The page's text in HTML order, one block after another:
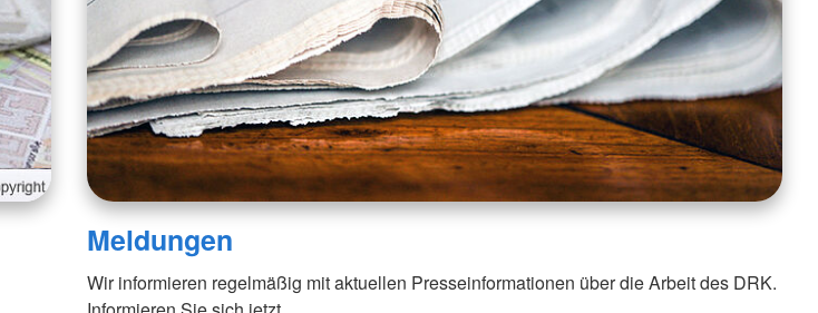
Meldungen
Wir informieren regelmäßig mit aktuellen Presseinformationen über die Arbeit des DRK.